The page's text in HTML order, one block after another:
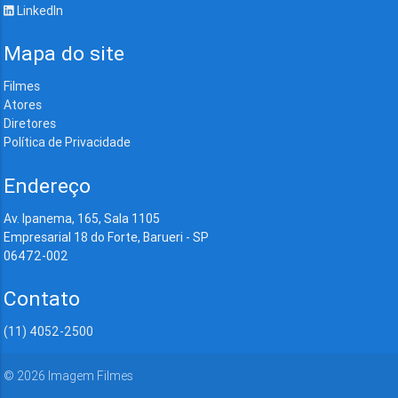
LinkedIn
Mapa do site
Filmes
Atores
Diretores
Política de Privacidade
Endereço
Av. Ipanema, 165, Sala 1105
Empresarial 18 do Forte, Barueri - SP
06472-002
Contato
(11) 4052-2500
© 2026 Imagem Filmes